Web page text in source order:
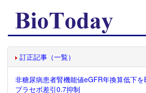
訂正記事（一覧）
非糖尿病患者腎機能値eGFR年換算低下
プラセボ差引0.7抑制